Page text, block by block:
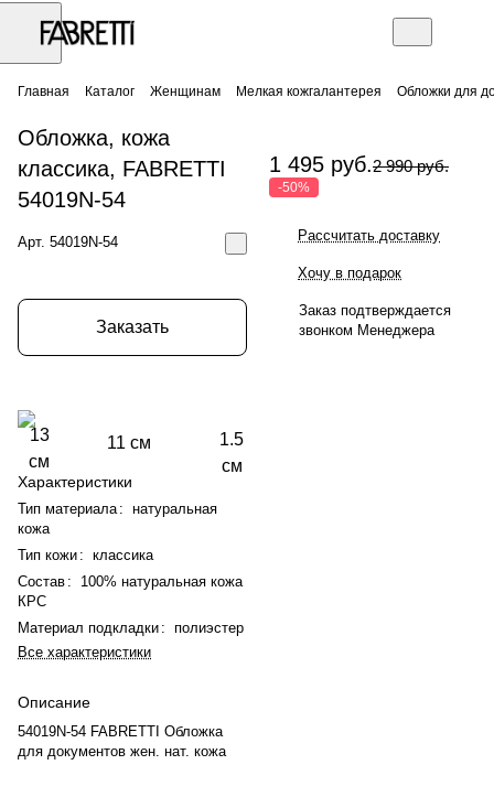
Главная Каталог Женщинам Мелкая кожгалантерея Обложки для
Обложка, кожа
классика, FABRETTI
54019N-54
Арт. 54019N-54
Заказать
11 см
1.5
см
13
см
Характеристики
Тип материала : натуральная
кожа
Тип кожи : классика
Состав :
100% натуральная кожа
КРС
Материал подкладки : полиэстер
Все характеристики
Описание
54019N-54 FABRETTI Обложка
для документов жен. нат. кожа
1 495 руб.2 990 руб.
-50%
Рассчитать доставку
Хочу в подарок
Заказ подтверждается
звонком Менеджера